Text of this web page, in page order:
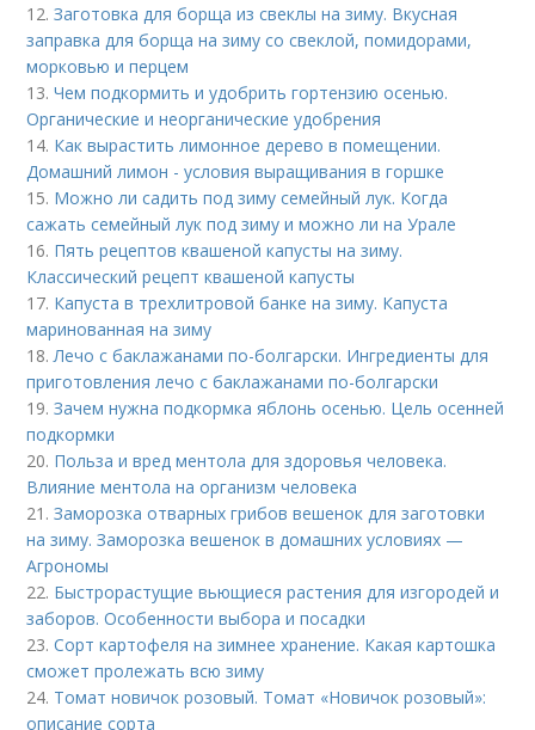
12.Заготовка для борща из свеклы на зиму. Вкусная
заправка для борща на зиму со свеклой, помидорами,
морковью и перцем
13.Чем подкормить и удобрить гортензию осенью.
Органические и неорганические удобрения
14. Как вырастить лимонное дерево в помещении.
Домашний лимон - условия выращивания в горшке
15. Можно ли садить под зиму семейный лук. Когда
сажать семейный лук под зиму и можно ли на Урале
16. Пять рецептов квашеной капусты на зиму.
Классический рецепт квашеной капусты
17. Капуста в трехлитровой банке на зиму. Капуста
маринованная на зиму
18. Лечо с баклажанами по-болгарски. Ингредиенты для
приготовления лечо с баклажанами по-болгарски
19.Зачем нужна подкормка яблонь осенью. Цель осенней
подкормки
20. Польза и вред ментола для здоровья человека.
Влияние ментола на организм человека
21.Заморозка отварных грибов вешенок для заготовки
на зиму. Заморозка вешенок в домашних условиях —
Агрономы
22. Быстрорастущие вьющиеся растения для изгородей и
заборов. Особенности выбора и посадки
23.Сорт картофеля на зимнее хранение. Какая картошка
сможет пролежать всю зиму
24. Томат новичок розовый. Томат «Новичок розовый»:
описание сорта